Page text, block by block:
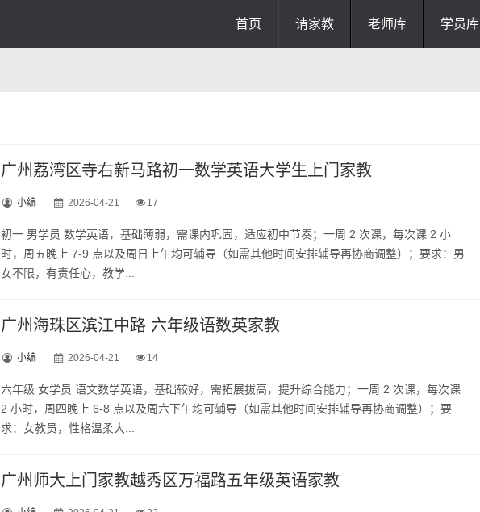
首页 请家教 老师库 学员库
广州荔湾区寺右新马路初一数学英语大学生上门家教
小编 2026-04-21 17
初一 男学员 数学英语，基础薄弱，需课内巩固，适应初中节奏；一周 2 次课，每次课 2 小
时，周五晚上 7-9 点以及周日上午均可辅导（如需其他时间安排辅导再协商调整）；要求：男
女不限，有责任心，教学...
广州海珠区滨江中路 六年级语数英家教
小编 2026-04-21 14
六年级 女学员 语文数学英语，基础较好，需拓展拔高，提升综合能力；一周 2 次课，每次课
2 小时，周四晚上 6-8 点以及周六下午均可辅导（如需其他时间安排辅导再协商调整）；要
求：女教员，性格温柔大...
广州师大上门家教越秀区万福路五年级英语家教